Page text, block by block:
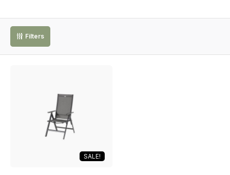
Filters
SALE!